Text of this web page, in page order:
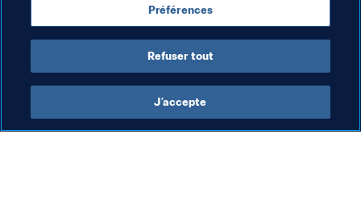
Nous sommes bien. Nous ne nous sentons supérieurs à
personne après ces succès, mais pas non plus inférieurs.
C’est bien que nous ayons confiance en nous".
Préférences
Refuser tout
J’accepte